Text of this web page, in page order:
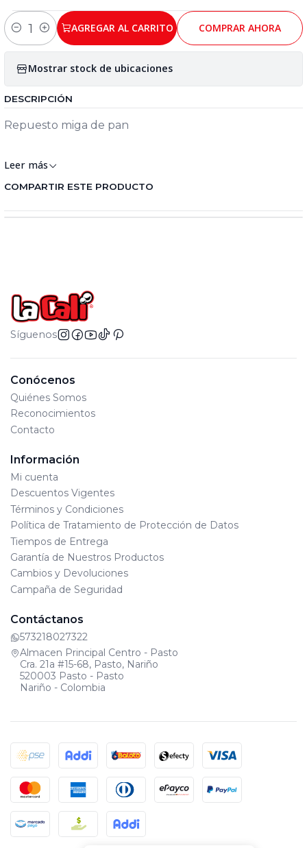
Cantidad
AGREGAR AL CARRITO COMPRAR AHORA
Mostrar stock de ubicaciones
DESCRIPCIÓN
Repuesto miga de pan
Leer más
COMPARTIR ESTE PRODUCTO
Síguenos
Conócenos
Quiénes Somos
Reconocimientos
Contacto
Información
Mi cuenta
Descuentos Vigentes
Términos y Condiciones
Política de Tratamiento de Protección de Datos
Tiempos de Entrega
Garantía de Nuestros Productos
Cambios y Devoluciones
Campaña de Seguridad
Contáctanos
573218027322
Almacen Principal Centro - Pasto
Cra. 21a #15-68, Pasto, Nariño
520003 Pasto - Pasto
Nariño - Colombia